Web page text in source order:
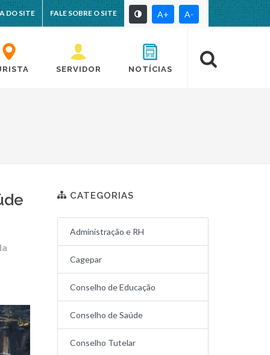
DO SITE FALE SOBRE O SITE A+ A-
SERVIDOR NOTÍCIAS
CATEGORIAS
Administração e RH
Cagepar
Conselho de Educação
Conselho de Saúde
Conselho Tutelar